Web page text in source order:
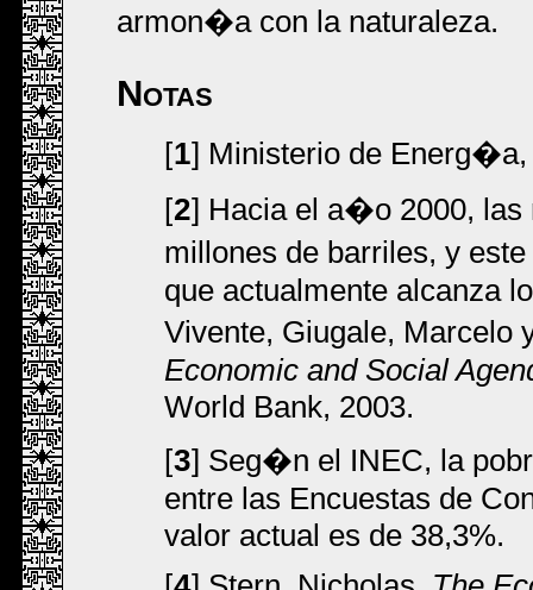
armon�a con la naturaleza.
Notas
[1] Ministerio de
[2] Hacia el a�o 2000, las
millones de barriles, y
que actualmente alcanza
Vivente, Giugale,
Economic and Social
World Bank, 2003.
[3] Seg�n el INEC, la
entre las Encuestas de
valor actual es de 38,3%.